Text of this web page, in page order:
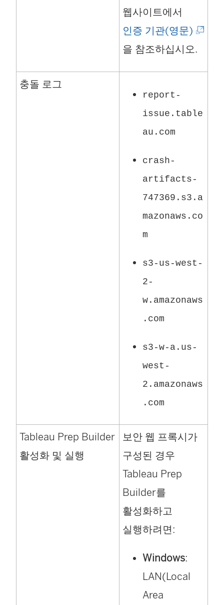
웹사이트에서
인증 기관(영문) (
링
열
림
)
을 참조하십시오.
충돌 로그
report-
issue.table
au.com
crash-
artifacts-
747369.s3.a
mazonaws.co
m
s3-us-west-
2-
w.amazonaws
.com
s3-w-a.us-
west-
2.amazonaws
.com
Tableau Prep Builder
활성화 및 실행
보안 웹 프록시가
구성된 경우
Tableau Prep
Builder를
활성화하고
실행하려면:
Windows:
LAN(Local
Area